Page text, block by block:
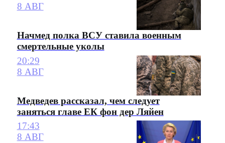
8 АВГ
Начмед полка ВСУ ставила военным
смертельные уколы
20:29
8 АВГ
Медведев рассказал, чем следует
заняться главе ЕК фон дер Ляйен
17:43
8 АВГ